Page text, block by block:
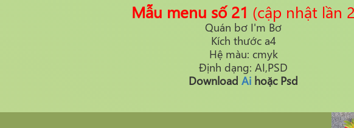
Mẫu menu số 21 (cập nhật lần
Quán bơ I'm Bơ
Kích thước a4
Hệ màu: cmyk
Định dạng: AI,PSD
Download Ai hoặc Psd